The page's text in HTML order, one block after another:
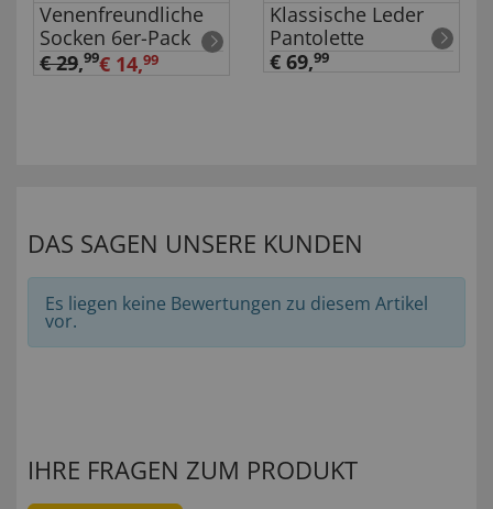
Venenfreundliche
Socken 6er-Pack
€ 29,99€ 14,99
Klassische Leder
Pantolette
€ 69,99
DAS SAGEN UNSERE KUNDEN
Es liegen keine Bewertungen zu diesem Artikel
vor.
IHRE FRAGEN ZUM PRODUKT